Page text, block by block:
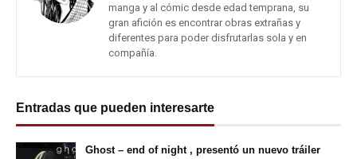
manga y al cómic desde edad temprana, su
gran afición es encontrar obras extrañas y
diferentes para poder disfrutarlas sola y en
compañía.
Entradas que pueden interesarte
Ghost – end of night , presentó un nuevo tráiler